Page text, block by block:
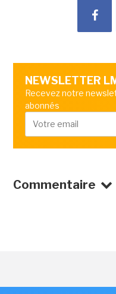
NEWSLETTER
Recevez notre
abonnés
Commentaire